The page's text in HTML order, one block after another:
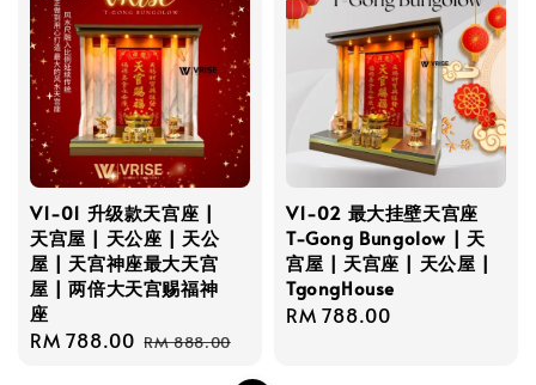
V1-01 升级款天宫座 |
天宫屋 | 天公座 | 天公
屋 | 天宫神座最大天宫
屋 | 两倍大天宫赐福神
座
Sale
RM 788.00 Regular
RM 888.00
V1-02 最大挂壁天宫座
T-Gong Bungolow | 天
宫屋 | 天宫座 | 天公屋 |
TgongHouse
Regular
RM 788.00